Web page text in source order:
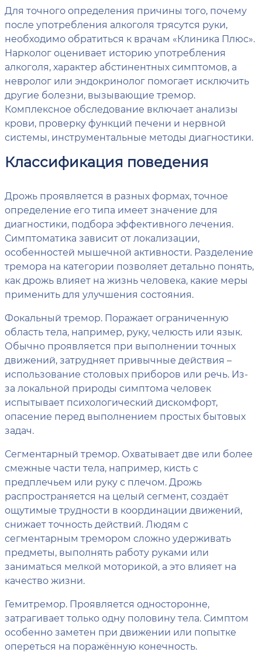
Для точного определения причины того, почему
после употребления алкоголя трясутся руки,
необходимо обратиться к врачам «Клиника Плюс».
Нарколог оценивает историю употребления
алкоголя, характер абстинентных симптомов, а
невролог или эндокринолог помогает исключить
другие болезни, вызывающие тремор.
Комплексное обследование включает анализы
крови, проверку функций печени и нервной
системы, инструментальные методы диагностики.
Классификация поведения
Дрожь проявляется в разных формах, точное
определение его типа имеет значение для
диагностики, подбора эффективного лечения.
Симптоматика зависит от локализации,
особенностей мышечной активности. Разделение
тремора на категории позволяет детально понять,
как дрожь влияет на жизнь человека, какие меры
применить для улучшения состояния.
Фокальный тремор. Поражает ограниченную
область тела, например, руку, челюсть или язык.
Обычно проявляется при выполнении точных
движений, затрудняет привычные действия –
использование столовых приборов или речь. Из-
за локальной природы симптома человек
испытывает психологический дискомфорт,
опасение перед выполнением простых бытовых
задач.
Сегментарный тремор. Охватывает две или более
смежные части тела, например, кисть с
предплечьем или руку с плечом. Дрожь
распространяется на целый сегмент, создаёт
ощутимые трудности в координации движений,
снижает точность действий. Людям с
сегментарным тремором сложно удерживать
предметы, выполнять работу руками или
заниматься мелкой моторикой, а это влияет на
качество жизни.
Гемитремор. Проявляется односторонне,
затрагивает только одну половину тела. Симптом
особенно заметен при движении или попытке
опереться на поражённую конечность.